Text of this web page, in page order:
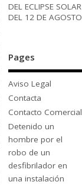
DEL ECLIPSE SOLAR
DEL 12 DE AGOSTO
Pages
Aviso Legal
Contacta
Contacto Comercial
Detenido un
hombre por el
robo de un
desfibrilador en
una instalación